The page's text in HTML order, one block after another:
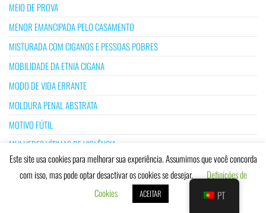
MEIO DE PROVA
MENOR EMANCIPADA PELO CASAMENTO
MISTURADA COM CIGANOS E PESSOAS POBRES
MOBILIDADE DA ETNIA CIGANA
MODO DE VIDA ERRANTE
MOLDURA PENAL ABSTRATA
MOTIVO FÚTIL
MULHERES VÍTIMAS DE VIOLÊNCIA
NACIONALIDADE PORTUGUESA
NATURAL DE CABO VERDE
Este site usa cookies para melhorar sua experiência. Assumimos que você concorda
com isso, mas pode optar desactivar os cookies se desejar.
Definições de
Cookies
ACEITAR PT